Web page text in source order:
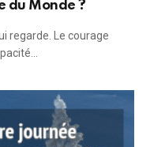
du Monde ?
regarde. Le courage